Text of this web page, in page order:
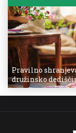
Pravilno
družinsko